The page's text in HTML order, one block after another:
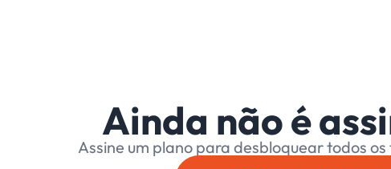
Ainda não é
Assine um plano para desbloquear todos